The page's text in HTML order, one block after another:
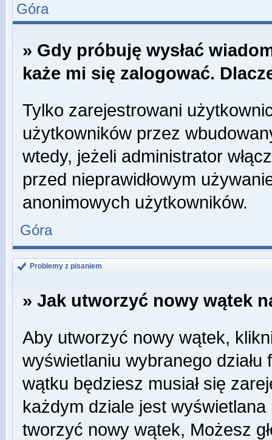
Góra
» Gdy próbuję wysłać
każe mi się zalogować.
Tylko zarejestrowani
użytkowników przez
wtedy, jeżeli administrator
przed nieprawidłowym
anonimowych użytkowników.
Góra
Problemy z pisaniem
» Jak utworzyć nowy wątek
Aby utworzyć nowy wątek,
wyświetlaniu wybranego
wątku będziesz musiał się
każdym dziale jest
tworzyć nowy wątek, Możesz